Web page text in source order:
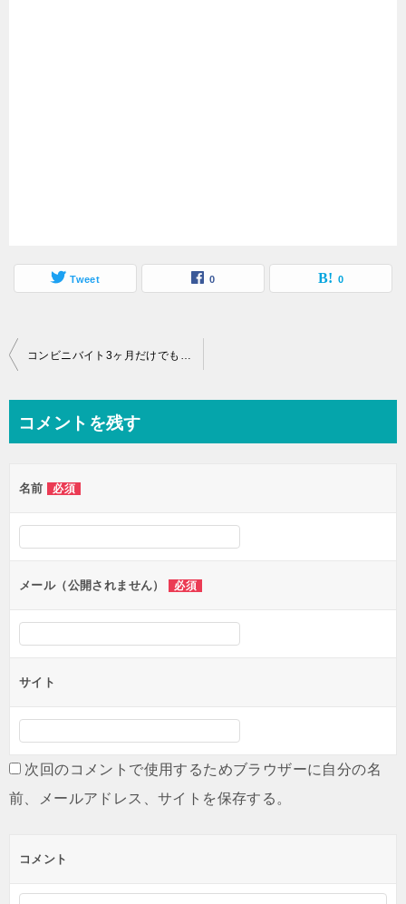
Tweet 0 0
投
ビ
ー
シ
ン
コンビニバイト3ヶ月だけでも雇ってもらえるの？【結論：もらえる】
コメントを残す
名前 必須
メール（公開されません） 必須
サイト
次回のコメントで使用するためブラウザーに自分の名
前、メールアドレス、サイトを保存する。
コメント